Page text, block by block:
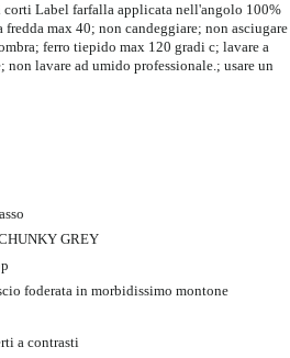
Label farfalla applicata nell'angolo 100%
fredda max 40; non candeggiare; non asciugare
ferro tiepido max 120 gradi c; lavare a
lavare ad umido professionale.; usare un
GREY
foderata in morbidissimo montone
a contrasti